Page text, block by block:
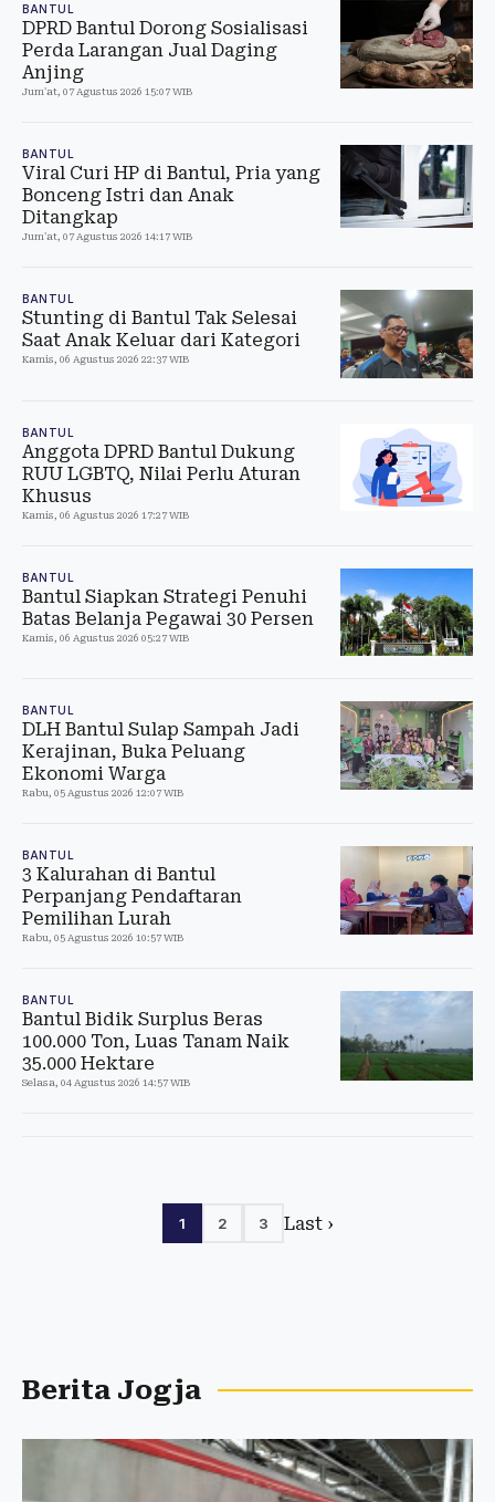
BANTUL
DPRD Bantul Dorong Sosialisasi
Perda Larangan Jual Daging
Anjing
Jum'at, 07 Agustus 2026 15:07 WIB
BANTUL
Viral Curi HP di Bantul, Pria yang
Bonceng Istri dan Anak
Ditangkap
Jum'at, 07 Agustus 2026 14:17 WIB
BANTUL
Stunting di Bantul Tak Selesai
Saat Anak Keluar dari Kategori
Kamis, 06 Agustus 2026 22:37 WIB
BANTUL
Anggota DPRD Bantul Dukung
RUU LGBTQ, Nilai Perlu Aturan
Khusus
Kamis, 06 Agustus 2026 17:27 WIB
BANTUL
Bantul Siapkan Strategi Penuhi
Batas Belanja Pegawai 30 Persen
Kamis, 06 Agustus 2026 05:27 WIB
BANTUL
DLH Bantul Sulap Sampah Jadi
Kerajinan, Buka Peluang
Ekonomi Warga
Rabu, 05 Agustus 2026 12:07 WIB
BANTUL
3 Kalurahan di Bantul
Perpanjang Pendaftaran
Pemilihan Lurah
Rabu, 05 Agustus 2026 10:57 WIB
BANTUL
Bantul Bidik Surplus Beras
100.000 Ton, Luas Tanam Naik
35.000 Hektare
Selasa, 04 Agustus 2026 14:57 WIB
1 2 3 Last ›
Berita Jogja